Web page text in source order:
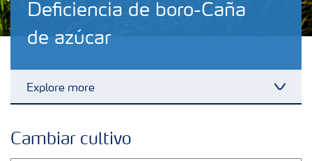
Deficiencia de boro-Caña
de azúcar
Explore more
Cambiar cultivo